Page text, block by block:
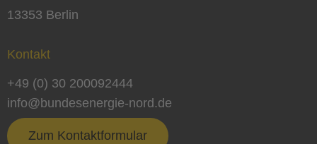
13353 Berlin
Kontakt
+49 (0) 30 200092444
info@bundesenergie-nord.de
Zum Kontaktformular